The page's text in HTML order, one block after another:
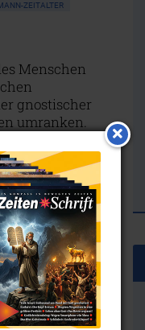
ZEITALTER
Menschen
gnostischer
umranken.
Unter den
der die
gingen.